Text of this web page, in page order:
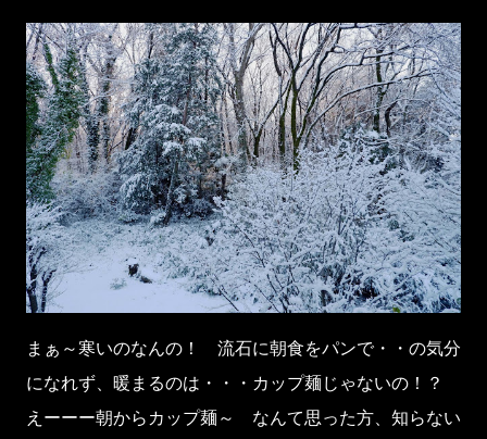
まぁ～寒いのなんの！ 流石に朝食をパンで・・の気分
になれず、暖まるのは・・・カップ麺じゃないの！？
えーーー朝からカップ麺～ なんて思った方、知らない